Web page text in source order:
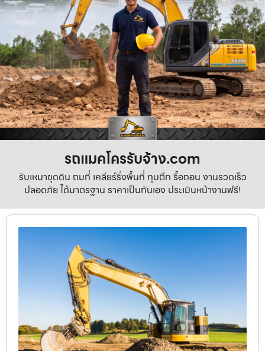
รถแมคโครรับจ้าง.com
รับเหมาขุดดิน ถมที่ เคลียร์ริ่งพื้นที่ ทุบตึก รื้อถอน งานรวดเร็ว
ปลอดภัย ได้มาตรฐาน ราคาเป็นกันเอง ประเมินหน้างานฟรี!